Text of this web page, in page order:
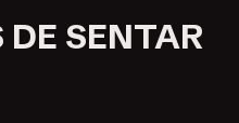
SENTAR